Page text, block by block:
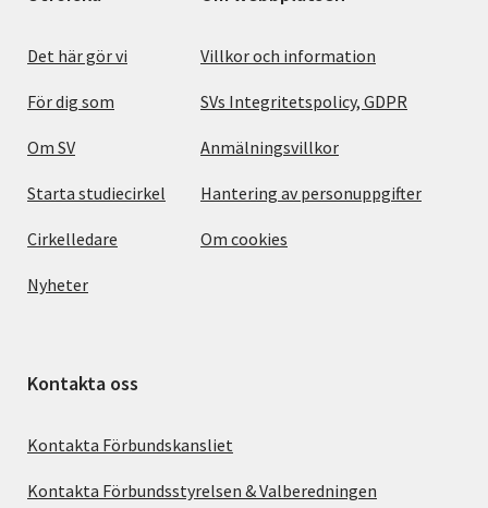
Det här gör vi
För dig som
Om SV
Starta studiecirkel
Cirkelledare
Nyheter
Villkor och information
SVs Integritetspolicy, GDPR
Anmälningsvillkor
Hantering av personuppgifter
Om cookies
Kontakta oss
Kontakta Förbundskansliet
Kontakta Förbundsstyrelsen & Valberedningen